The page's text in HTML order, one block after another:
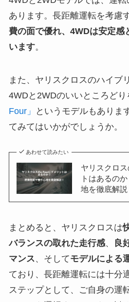
あります。長距離運転を考慮
費の面で優れ、4WDは安定感
います。
また、ヤリスクロスのハイブ
4WDと2WDのいいところどり
Four」
というモデルもありま
てみてはいかがでしょうか。
あわせて読みたい
ヤリスクロ
トはあるの
地を徹底解説
まとめると、ヤリスクロスは
バランスの取れた走行感、
良
マンス、そしてモデルによる
ており、長距離運転には十分
ステップとして、ご自身の運